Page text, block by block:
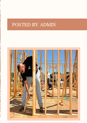
POSTED BY ADMIN